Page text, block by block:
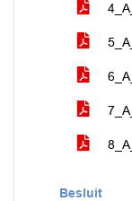
Besluit